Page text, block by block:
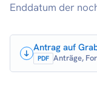
Enddatum der
Antrag auf
Anträge,
PDF